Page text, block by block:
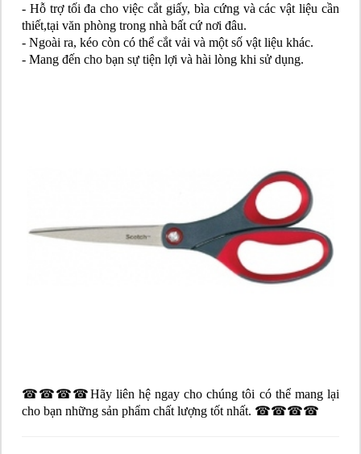
- Hỗ trợ tối đa cho việc cắt giấy, bìa cứng và các vật liệu cần
thiết,tại văn phòng trong nhà bất cứ nơi đâu.
- Ngoài ra, kéo còn có thể cắt vải và một số vật liệu khác.
- Mang đến cho bạn sự tiện lợi và hài lòng khi sử dụng.
☎☎☎☎Hãy liên hệ ngay cho chúng tôi có thể mang lại
cho bạn những sản phẩm chất lượng tốt nhất. ☎☎☎☎